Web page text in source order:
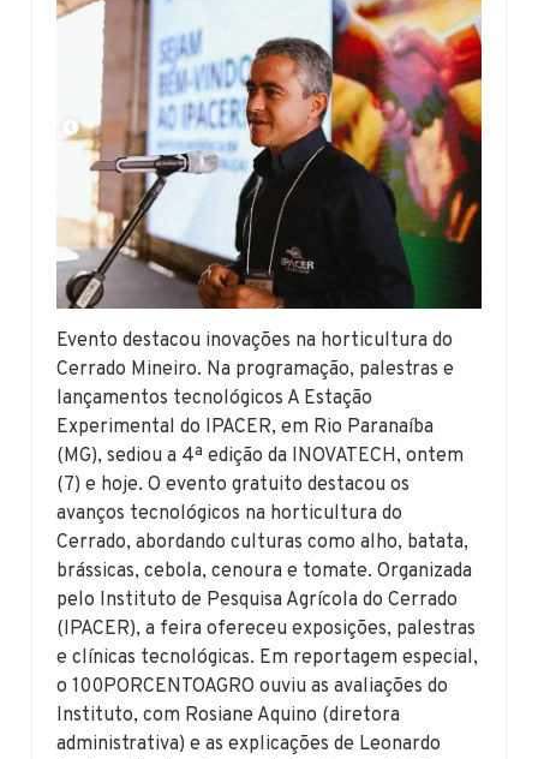
Evento destacou inovações na horticultura do
Cerrado Mineiro. Na programação, palestras e
lançamentos tecnológicos A Estação
Experimental do IPACER, em Rio Paranaíba
(MG), sediou a 4ª edição da INOVATECH, ontem
(7) e hoje. O evento gratuito destacou os
avanços tecnológicos na horticultura do
Cerrado, abordando culturas como alho, batata,
brássicas, cebola, cenoura e tomate. Organizada
pelo Instituto de Pesquisa Agrícola do Cerrado
(IPACER), a feira ofereceu exposições, palestras
e clínicas tecnológicas. Em reportagem especial,
o 100PORCENTOAGRO ouviu as avaliações do
Instituto, com Rosiane Aquino (diretora
administrativa) e as explicações de Leonardo